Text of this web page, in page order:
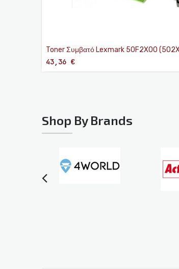
Toner Συμβατό Lexmark 50F2X00
MS410/415/510 black
43,36€
Shop By Brands